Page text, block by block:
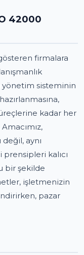
42000
firmalara
yönetim sisteminin
kadar her
aynı
kalıcı
bir şekilde
işletmenizin
pazar